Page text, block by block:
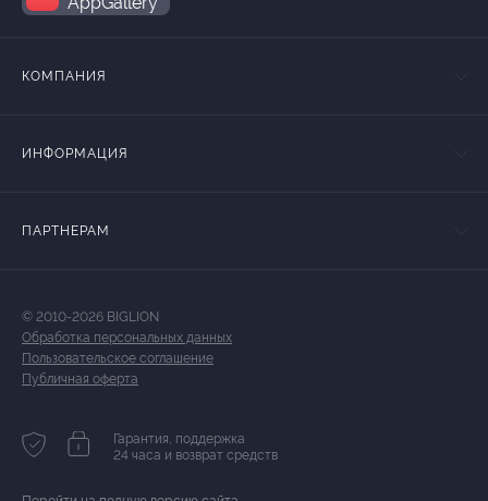
КОМПАНИЯ
ИНФОРМАЦИЯ
ПАРТНЕРАМ
© 2010-2026 BIGLION
Обработка персональных данных
Пользовательское соглашение
Публичная оферта
Гарантия, поддержка
24 часа и возврат средств